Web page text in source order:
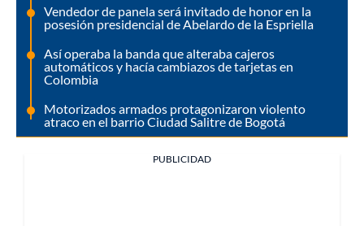
Vendedor de panela será invitado de honor en la
posesión presidencial de Abelardo de la Espriella
Así operaba la banda que alteraba cajeros
automáticos y hacía cambiazos de tarjetas en
Colombia
Motorizados armados protagonizaron violento
atraco en el barrio Ciudad Salitre de Bogotá
PUBLICIDAD